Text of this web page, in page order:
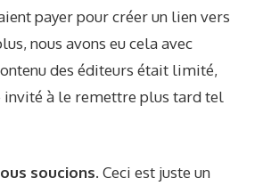
payer pour créer un lien vers
nous avons eu cela avec
des éditeurs était limité,
invité à le remettre plus tard tel
soucions. Ceci est juste un